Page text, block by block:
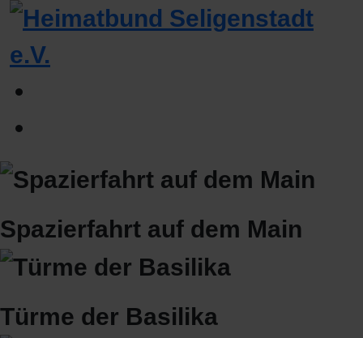
Spazierfahrt auf dem Main
Türme der Basilika